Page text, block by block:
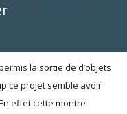
la sortie de d’objets
ce projet semble avoir
effet cette montre